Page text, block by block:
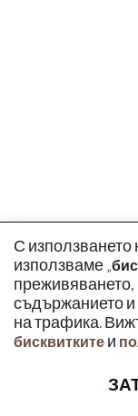
С използването
използваме „
съдържанието
на трафика.
бисквитките и